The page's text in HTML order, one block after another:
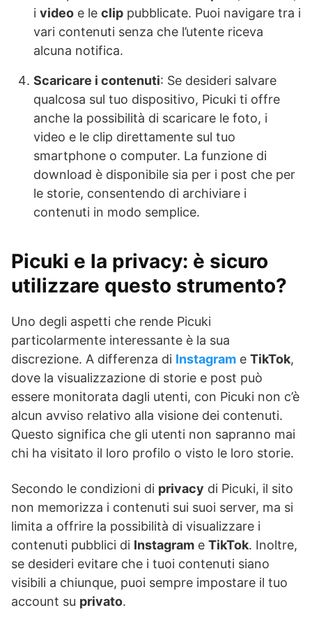
i video e le clip pubblicate. Puoi navigare tra i
vari contenuti senza che l’utente riceva
alcuna notifica.
Scaricare i contenuti: Se desideri salvare
qualcosa sul tuo dispositivo, Picuki ti offre
anche la possibilità di scaricare le foto, i
video e le clip direttamente sul tuo
smartphone o computer. La funzione di
download è disponibile sia per i post che per
le storie, consentendo di archiviare i
contenuti in modo semplice.
Picuki e la privacy: è sicuro
utilizzare questo strumento?
Uno degli aspetti che rende Picuki
particolarmente interessante è la sua
discrezione. A differenza di Instagram e TikTok,
dove la visualizzazione di storie e post può
essere monitorata dagli utenti, con Picuki non c’è
alcun avviso relativo alla visione dei contenuti.
Questo significa che gli utenti non sapranno mai
chi ha visitato il loro profilo o visto le loro storie.
Secondo le condizioni di privacy di Picuki, il sito
non memorizza i contenuti sui suoi server, ma si
limita a offrire la possibilità di visualizzare i
contenuti pubblici di Instagram e TikTok. Inoltre,
se desideri evitare che i tuoi contenuti siano
visibili a chiunque, puoi sempre impostare il tuo
account su privato.